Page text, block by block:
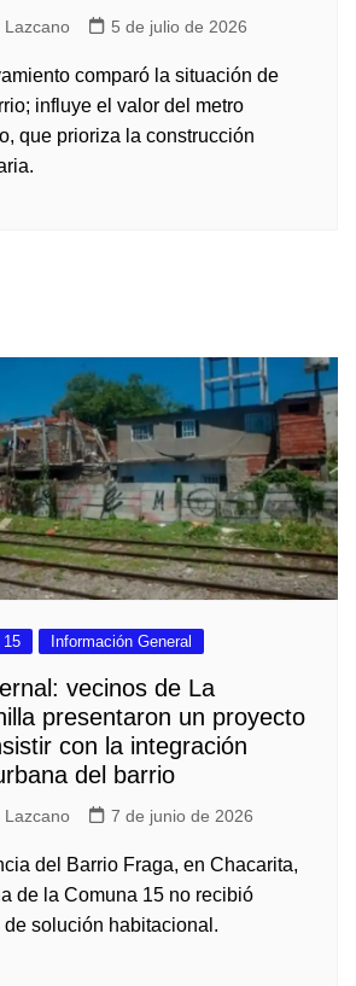
Lazcano 5 de julio de 2026
comparó la situación de
influye el valor del metro
que prioriza la construcción
15 Información General
vecinos de La
presentaron un proyecto
con la integración
del barrio
Lazcano 7 de junio de 2026
del Barrio Fraga, en Chacarita,
de la Comuna 15 no recibió
de solución habitacional.